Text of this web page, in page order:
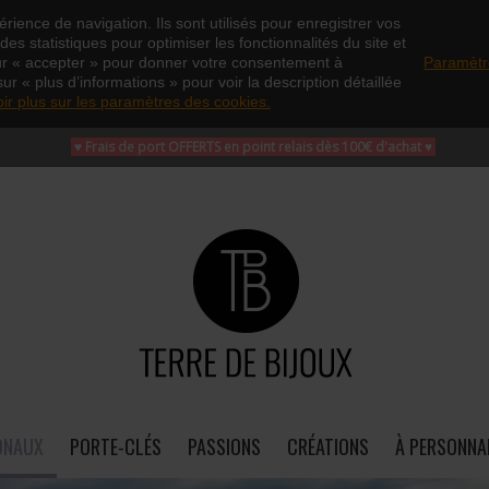
de navigation. Ils sont utilisés pour enregistrer vos
statistiques pour optimiser les fonctionnalités du site et
« accepter » pour donner votre consentement à
« plus d’informations » pour voir la description détaillée
plus sur les paramètres des cookies.
♥ Frais de port OFFERTS en point relais dès 100€ d'achat ♥
PORTE-CLÉS PASSIONS CRÉATIONS À